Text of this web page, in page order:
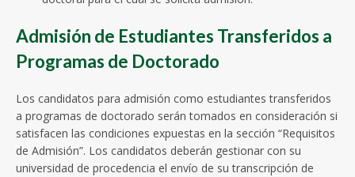
Admisión de Estudiantes Transferidos a
Programas de Doctorado
Los candidatos para admisión como estudiantes transferidos
a programas de doctorado serán tomados en consideración si
satisfacen las condiciones expuestas en la sección “Requisitos
de Admisión”. Los candidatos deberán gestionar con su
universidad de procedencia el envío de su transcripción de